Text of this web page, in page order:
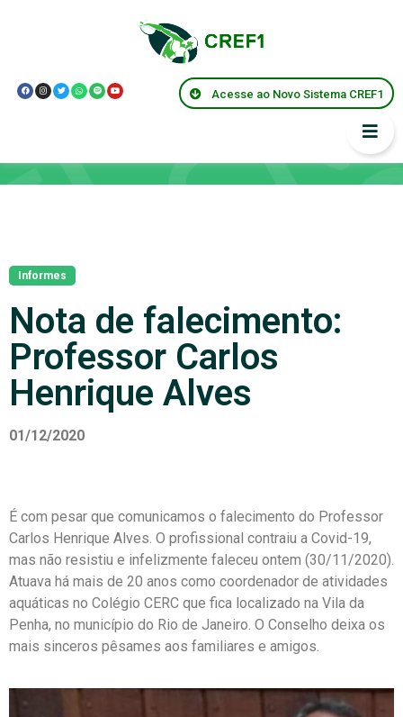
Acesse ao Novo Sistema CREF1
Informes
Nota de falecimento:
Professor Carlos
Henrique Alves
01/12/2020
É com pesar que comunicamos o falecimento do Professor
Carlos Henrique Alves. O profissional contraiu a Covid-19,
mas não resistiu e infelizmente faleceu ontem (30/11/2020).
Atuava há mais de 20 anos como coordenador de atividades
aquáticas no Colégio CERC que fica localizado na Vila da
Penha, no município do Rio de Janeiro. O Conselho deixa os
mais sinceros pêsames aos familiares e amigos.